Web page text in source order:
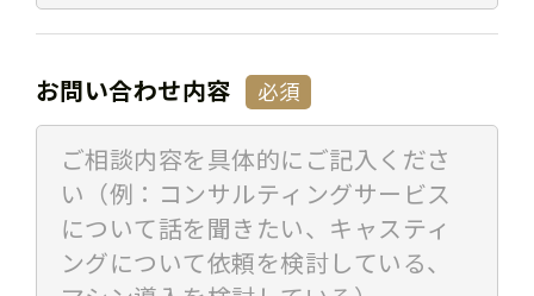
お問い合わせ内容 必須